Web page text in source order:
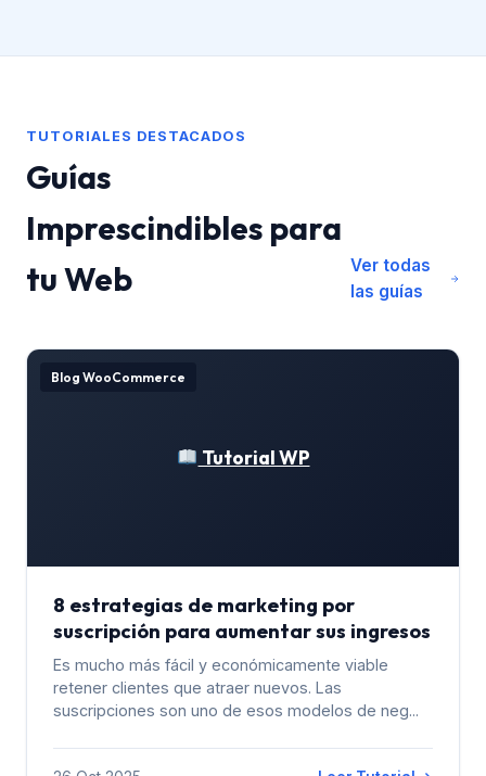
TUTORIALES DESTACADOS
Guías
Imprescindibles para
tu Web
Ver todas
las guías
Tutorial WP
Blog WooCommerce
8 estrategias de marketing por
suscripción para aumentar sus ingresos
Es mucho más fácil y económicamente viable
retener clientes que atraer nuevos. Las
suscripciones son uno de esos modelos de neg...